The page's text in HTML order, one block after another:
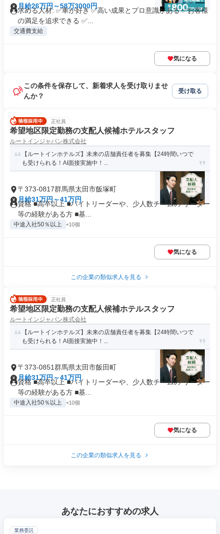
月給26万円～58万3000円
求める人材: ✅車が好き ✅高い成果とプロ意識がある ✅お客様
の満足を追求できる ✅...
交通費支給
気になる
この条件を保存して、新着求人を受け取りませ
んか？
受け取る
正社員
希望地区限定勤務の支配人候補ホテルスタッフ
ルートインジャパン株式会社
【ルートインホテルズ】未来の店舗責任者を募集【24時間いつで
も受けられる！AI面接実施中！...
〒373-0817群馬県太田市飯塚町
月給31万円～41万円
資格 ■高卒以上 ■バイトリーダーや、少人数チームの リーダー
等の経験がある方 ■基...
中途入社50％以上 +10個
気になる
この企業の類似求人を見る
正社員
希望地区限定勤務の支配人候補ホテルスタッフ
ルートインジャパン株式会社
【ルートインホテルズ】未来の店舗責任者を募集【24時間いつで
も受けられる！AI面接実施中！...
〒373-0851群馬県太田市飯田町
月給31万円～41万円
資格 ■高卒以上 ■バイトリーダーや、少人数チームの リーダー
等の経験がある方 ■基...
中途入社50％以上 +10個
気になる
この企業の類似求人を見る
あなたにおすすめの求人
業務委託